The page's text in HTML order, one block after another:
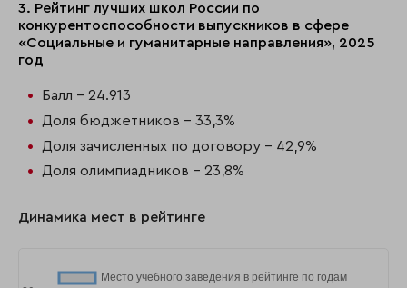
3. Рейтинг лучших школ России по
конкурентоспособности выпускников в сфере
«Социальные и гуманитарные направления», 2025
год
Балл - 24.913
Доля бюджетников - 33,3%
Доля зачисленных по договору - 42,9%
Доля олимпиадников - 23,8%
Динамика мест в рейтинге